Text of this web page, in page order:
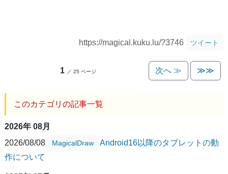
https://magical.kuku.lu/?3746 ツイート
1 ／ 25 ページ 次へ ≫ ≫≫
このカテゴリの記事一覧
2026年 08月
2026/08/08
MagicalDraw
Android16以降のタブレットの動
作について